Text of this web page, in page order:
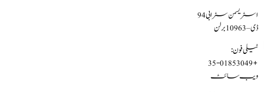
اسٹریسمن سٹرابی 94
ڈی – 10963 برلن
ٹیلی فون:
+49 30 185 35-0
ویب سائٹ